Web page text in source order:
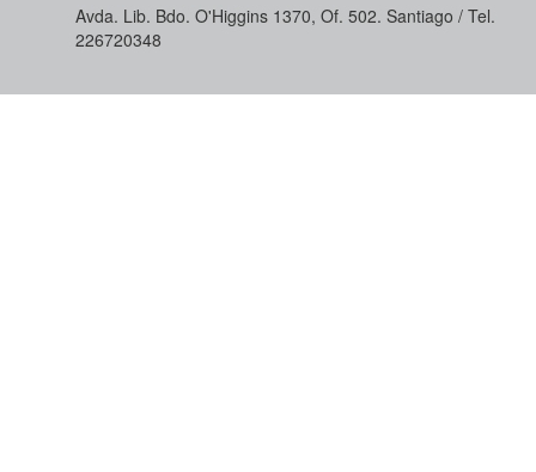
Avda. Lib. Bdo. O'Higgins 1370, Of. 502. Santiago / Tel.
226720348